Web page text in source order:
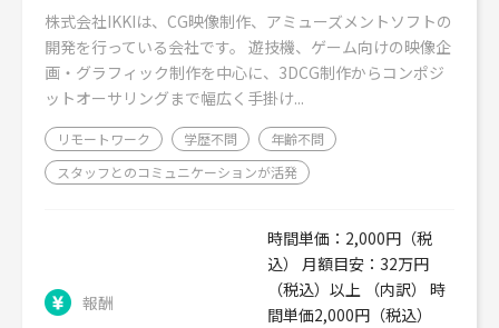
株式会社IKKIは、CG映像制作、アミューズメントソフトの
開発を行っている会社です。 遊技機、ゲーム向けの映像企
画・グラフィック制作を中心に、3DCG制作からコンポジ
ットオーサリングまで幅広く手掛け...
リモートワーク 学歴不問
年齢不問
スタッフとのコミュニケーションが活発
報酬
時間単価：2,000円（税
込） 月額目安：32万円
（税込）以上 （内訳） 時
間単価2,000円（税込）